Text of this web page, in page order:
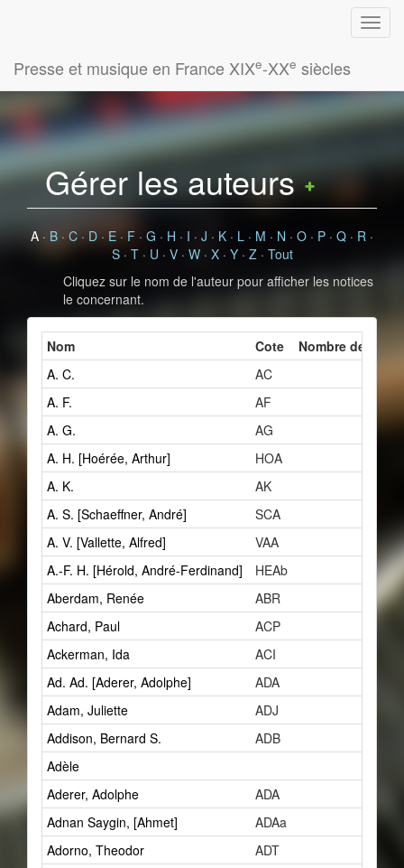
Presse et musique en France XIXe-XXe siècles
Gérer les auteurs
A · B · C · D · E · F · G · H · I · J · K · L · M · N · O · P · Q · R ·
S· T· U · V· W· X· Y· Z· Tout
Cliquez sur le nom de l'auteur pour afficher les notices
le concernant.
Nom Cote
Nombre de
A. C.
AC
A. F.
AF
A. G.
AG
A. H. [Hoérée, Arthur]
HOA
A. K.
AK
A. S. [Schaeffner, André]
SCA
A. V. [Vallette, Alfred]
VAA
A.-F. H. [Hérold, André-Ferdinand]
HEAb
Aberdam, Renée
ABR
Achard, Paul
ACP
Ackerman, Ida
ACI
Ad. Ad. [Aderer, Adolphe]
ADA
Adam, Juliette
ADJ
Addison, Bernard S.
ADB
Adèle
Aderer, Adolphe
ADA
Adnan Saygin, [Ahmet]
ADAa
Adorno, Theodor
ADT